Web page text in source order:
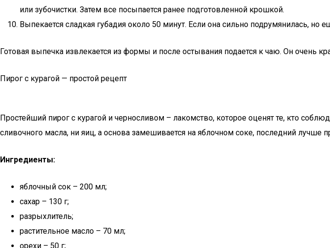
или зубочистки. Затем все посыпается ранее подготовленной крошкой.
Выпекается сладкая губадия около 50 минут. Если она сильно подрумянилась,
Готовая выпечка извлекается из формы и после остывания подается к чаю. Он очень
Пирог с курагой — простой рецепт
Простейший пирог с курагой и черносливом – лакомство, которое оценят те, кто
сливочного масла, ни яиц, а основа замешивается на яблочном соке, последний
Ингредиенты:
яблочный сок – 200 мл;
сахар – 130 г;
разрыхлитель;
растительное масло – 70 мл;
орехи – 50 г;